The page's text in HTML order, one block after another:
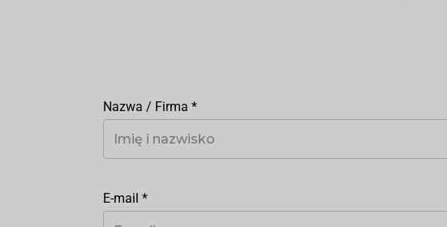
Nazwa / Firma *
E-mail *